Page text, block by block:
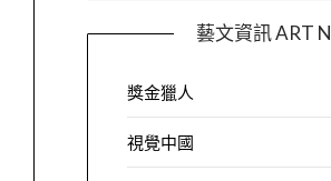
藝文資訊 ART
獎金獵人
視覺中國